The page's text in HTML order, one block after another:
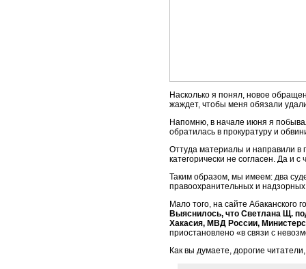
Насколько я понял, новое
жаждет, чтобы меня обязали
Напомню, в начале июня я
обратилась в прокуратуру и
Оттуда материалы и направили
категорически не согласен. Да и
Таким образом, мы имеем: два
правоохранительных и надзорных
Мало того, на сайте Абаканского
Выяснилось, что Светлана Щ.
Хакасия, МВД России,
приостановлено «в связи с
Как вы думаете, дорогие